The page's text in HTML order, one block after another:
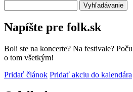
Napíšte pre folk.sk
Boli ste na koncerte? Na festivale?
o tom všetkým!
Pridať článok Pridať akciu do kalendára